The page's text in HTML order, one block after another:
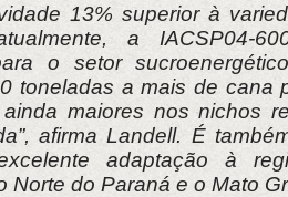
13% superior à
a IACSP04-
o setor
toneladas a mais de cana
maiores nos nichos
afirma Landell. É
adaptação à
Norte do Paraná e o Mato